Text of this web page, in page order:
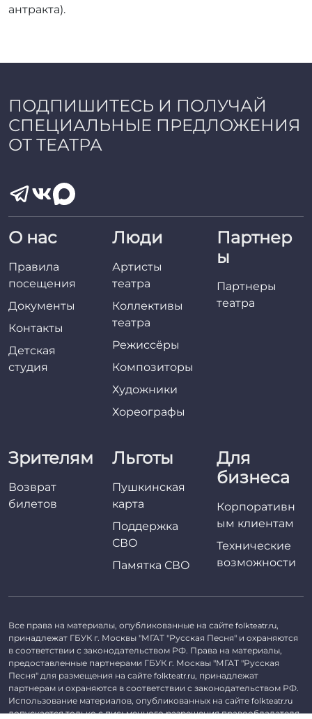
антракта).
ПОДПИШИТЕСЬ И ПОЛУЧАЙ
СПЕЦИАЛЬНЫЕ ПРЕДЛОЖЕНИЯ
ОТ ТЕАТРА
О нас
Правила
посещения
Документы
Контакты
Детская
студия
Люди
Артисты
театра
Коллективы
театра
Режиссёры
Композиторы
Художники
Хореографы
Партнер
ы
Партнеры
театра
Зрителям
Возврат
билетов
Льготы
Пушкинская
карта
Поддержка
СВО
Памятка СВО
Для
бизнеса
Корпоративн
ым клиентам
Технические
возможности
Все права на материалы, опубликованные на сайте folkteatr.ru,
принадлежат ГБУК г. Москвы "МГАТ "Русская Песня" и охраняются
в соответствии с законодательством РФ. Права на материалы,
предоставленные партнерами ГБУК г. Москвы "МГАТ "Русская
Песня" для размещения на сайте folkteatr.ru, принадлежат
партнерам и охраняются в соответствии с законодательством РФ.
Использование материалов, опубликованных на сайте folkteatr.ru
допускается только с письменного разрешения правообладателя.